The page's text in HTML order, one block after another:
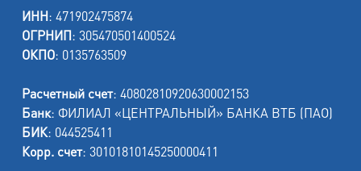
ИНН: 471902475874
ОГРНИП: 305470501400524
ОКПО: 0135763509
Расчетный счет: 40802810920630002153
Банк: ФИЛИАЛ «ЦЕНТРАЛЬНЫЙ» БАНКА ВТБ (ПАО)
БИК: 044525411
Корр. счет: 30101810145250000411